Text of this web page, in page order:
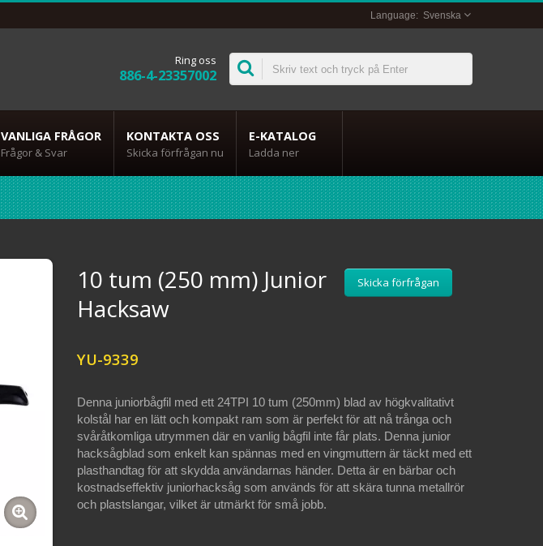
Svenska
Ring oss
886-4-23357002
VANLIGA FRÅGOR
Frågor & Svar
KONTAKTA OSS
Skicka förfrågan nu
E-KATALOG
Ladda ner
Skicka förfrågan
10 tum (250 mm) Junior
Hacksaw
YU-9339
Denna juniorbågfil med ett 24TPI 10 tum (250mm) blad av högkvalitativt
kolstål har en lätt och kompakt ram som är perfekt för att nå trånga och
svåråtkomliga utrymmen där en vanlig bågfil inte får plats. Denna junior
hacksågblad som enkelt kan spännas med en vingmuttern är täckt med ett
plasthandtag för att skydda användarnas händer. Detta är en bärbar och
kostnadseffektiv juniorhacksåg som används för att skära tunna metallrör
och plastslangar, vilket är utmärkt för små jobb.